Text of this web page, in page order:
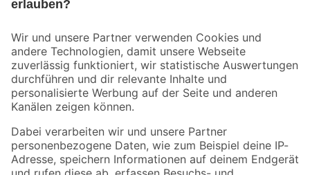
Der toom Newsletter: Keine Angebote und Aktionen mehr verpassen!
Zur Newsletter Anmeldung
Folge uns
Zahlungsarten Versandarten